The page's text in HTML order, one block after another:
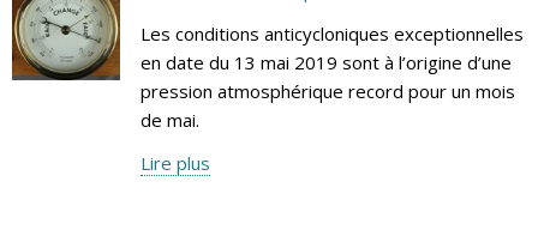
Les conditions anticycloniques exceptionnelles
en date du 13 mai 2019 sont à l’origine d’une
pression atmosphérique record pour un mois
de mai.
Lire plus